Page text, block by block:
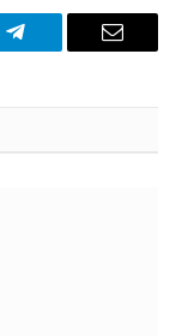
Telegram Email